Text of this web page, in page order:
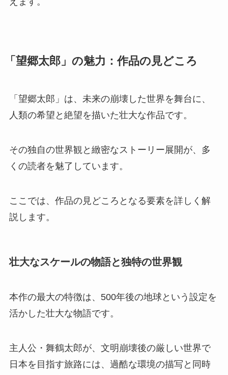
「望郷太郎」の魅力：作品の見どころ
「望郷太郎」は、未来の崩壊した世界を舞台に、
人類の希望と絶望を描いた壮大な作品です。
その独自の世界観と緻密なストーリー展開が、多
くの読者を魅了しています。
ここでは、作品の見どころとなる要素を詳しく解
説します。
壮大なスケールの物語と独特の世界観
本作の最大の特徴は、500年後の地球という設定を
活かした壮大な物語です。
主人公・舞鶴太郎が、文明崩壊後の厳しい世界で
日本を目指す旅路には、過酷な環境の描写と同時